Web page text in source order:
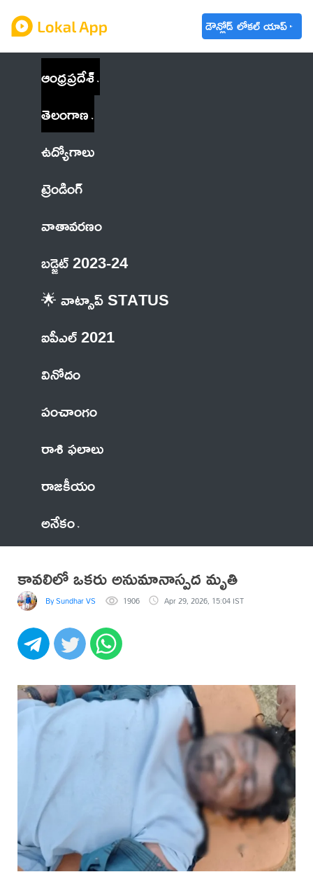
డౌన్లోడ్ లోకల్ యాప్
ఆంధ్రప్రదేశ్
తెలంగాణ
ఉద్యోగాలు
ట్రెండింగ్
వాతావరణం
బడ్జెట్ 2023-24
🌟 వాట్సాప్ STATUS
ఐపీఎల్ 2021
వినోదం
పంచాంగం
రాశి ఫలాలు
రాజకీయం
అనేకం
కావలిలో ఒకరు అనుమానాస్పద మృతి
By Sundhar VS 1906 Apr 29, 2026, 15:04 IST